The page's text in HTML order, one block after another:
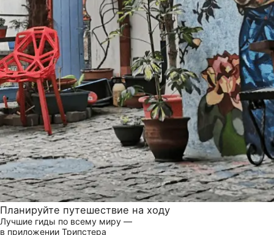
Планируйте путешествие на ходу
Лучшие гиды по всему миру —
в приложении Трипстера